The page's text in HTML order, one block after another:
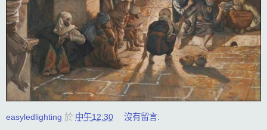
easyledlighting 於 中午12:30 沒有留言: